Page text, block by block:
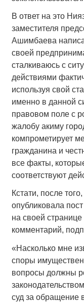
В ответ на это
заместителя
Ашимбаева
своей
сталкиваюсь с
действиями
используя свой
именно в данной
правовом поле с
жалобу акиму
компрометирует
гражданина и
все факты,
соответствуют
Кстати, после
опубликовала
на своей
комментарий,
«Насколько мне
споры
вопросы должны
суд за обращение